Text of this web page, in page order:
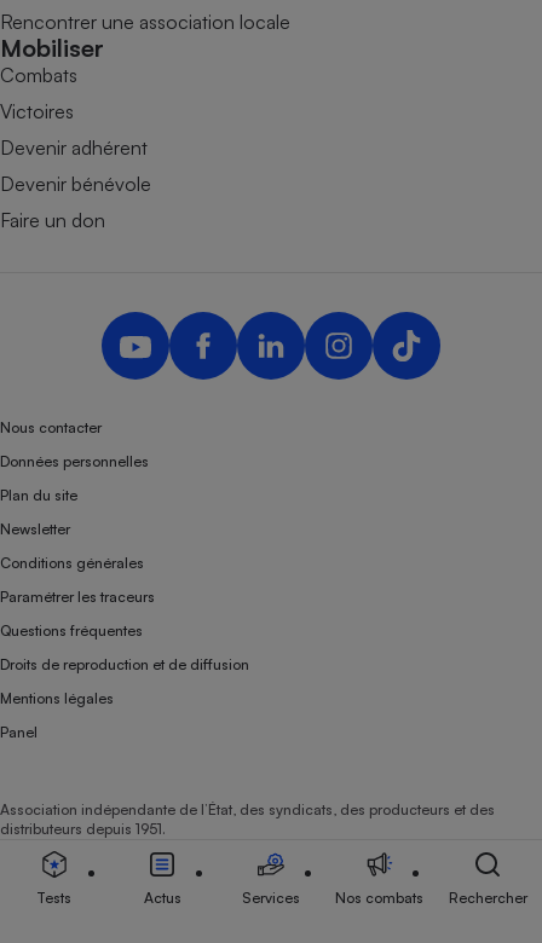
Rencontrer une association locale
Mobiliser
Combats
Victoires
Devenir adhérent
Devenir bénévole
Faire un don
Nous contacter
Données personnelles
Plan du site
Newsletter
Conditions générales
Paramétrer les traceurs
Questions fréquentes
Droits de reproduction et de diffusion
Mentions légales
Panel
Association indépendante de l’État, des syndicats, des producteurs et des
distributeurs depuis 1951.
Tests Actus Services Nos combats Rechercher